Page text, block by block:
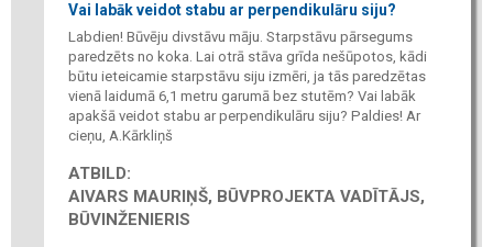
Vai labāk veidot stabu ar perpendikulāru siju?
Labdien! Būvēju divstāvu māju. Starpstāvu pārsegums
paredzēts no koka. Lai otrā stāva grīda nešūpotos, kādi
būtu ieteicamie starpstāvu siju izmēri, ja tās paredzētas
vienā laidumā 6,1 metru garumā bez stutēm? Vai labāk
apakšā veidot stabu ar perpendikulāru siju? Paldies! Ar
cieņu, A.Kārkliņš
ATBILD:
AIVARS MAURIŅŠ, BŪVPROJEKTA VADĪTĀJS,
BŪVINŽENIERIS